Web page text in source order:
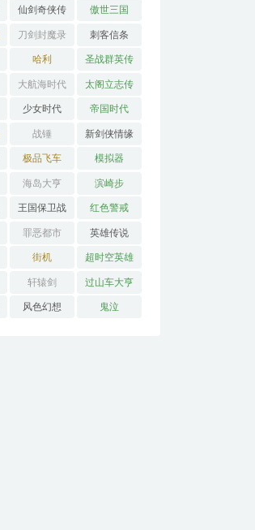
ON
仙剑奇侠传 傲世三国
刀剑封魔录 刺客信条
哈利 圣战群英传
大航海时代 太阁立志传
少女时代 帝国时代
战锤 新剑侠情缘
极品飞车 模拟器
海岛大亨 滨崎步
王国保卫战 红色警戒
罪恶都市 英雄传说
街机 超时空英雄
传说3
轩辕剑 过山车大亨
风色幻想 鬼泣